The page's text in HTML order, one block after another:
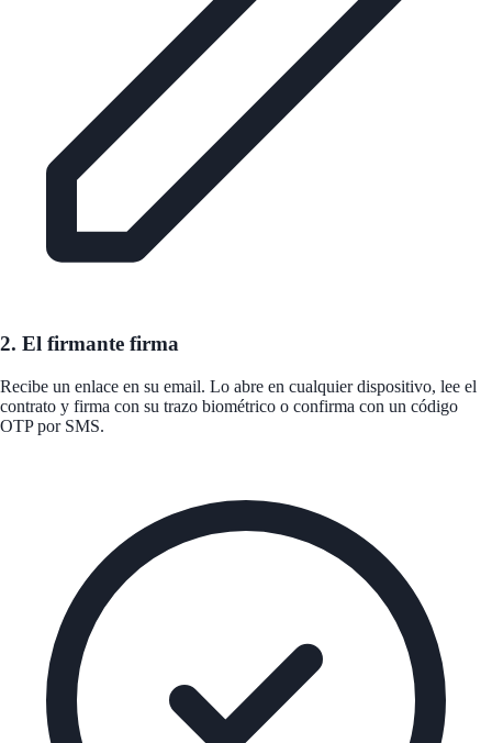
2. El firmante firma
Recibe un enlace en su email. Lo abre en cualquier dispositivo, lee el
contrato y firma con su trazo biométrico o confirma con un código
OTP por SMS.